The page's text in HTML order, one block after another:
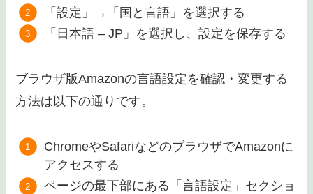
「設定」→「国と言語」を選択する
「日本語 – JP」を選択し、設定を保存する
ブラウザ版Amazonの言語設定を確認・変更する
方法は以下の通りです。
ChromeやSafariなどのブラウザでAmazonに
アクセスする
ページの最下部にある「言語設定」セクショ